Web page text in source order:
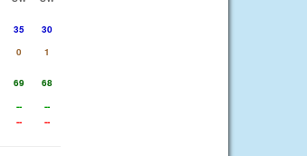
35
30
0
1
69
68
--
--
-- --